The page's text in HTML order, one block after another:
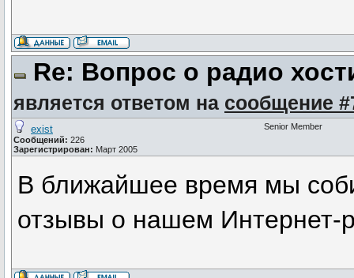
Re: Вопрос о радио
является ответом на сообщение
exist
Сообщений: 226
Зарегистрирован: Март 2005
Senior Member
В ближайшее время мы
отзывы о нашем Интернет-